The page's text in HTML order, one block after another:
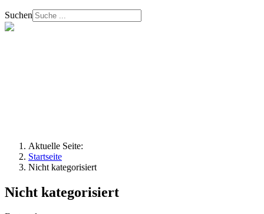
Suchen
Aktuelle Seite:
Startseite
Nicht kategorisiert
Nicht kategorisiert